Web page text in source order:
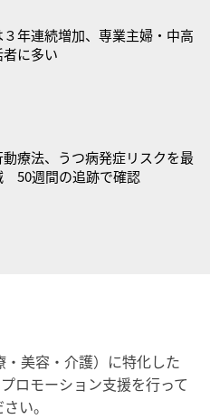
年連続増加、専業主婦・中高
に多い
療法、うつ病発症リスクを最
50週間の追跡で確認
美容・介護）に特化した
ロモーション支援を行って
い。